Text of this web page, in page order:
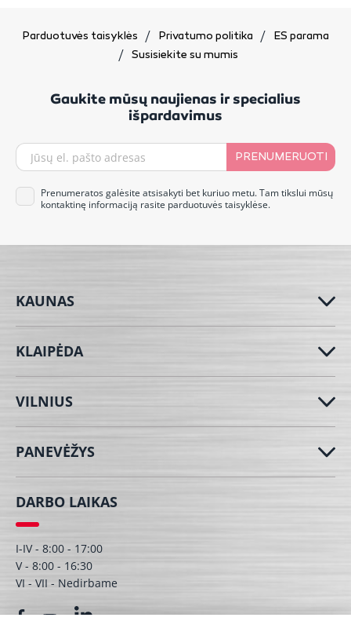
Parduotuvės taisyklės Privatumo politika
ES parama
Susisiekite su mumis
Gaukite mūsų naujienas ir specialius
išpardavimus
PRENUMERUOTI
Prenumeratos galėsite atsisakyti bet kuriuo metu. Tam tikslui mūsų
kontaktinę informaciją rasite parduotuvės taisyklėse.
KAUNAS
KLAIPĖDA
VILNIUS
PANEVĖŽYS
DARBO LAIKAS
I-IV - 8:00 - 17:00
V - 8:00 - 16:30
VI - VII - Nedirbame